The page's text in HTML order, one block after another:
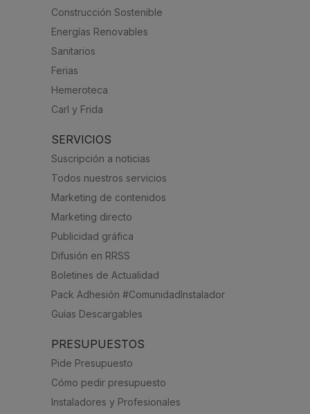
Construcción Sostenible
Energías Renovables
Sanitarios
Ferias
Hemeroteca
Carl y Frida
SERVICIOS
Suscripción a noticias
Todos nuestros servicios
Marketing de contenidos
Marketing directo
Publicidad gráfica
Difusión en RRSS
Boletines de Actualidad
Pack Adhesión #ComunidadInstalador
Guías Descargables
PRESUPUESTOS
Pide Presupuesto
Cómo pedir presupuesto
Instaladores y Profesionales